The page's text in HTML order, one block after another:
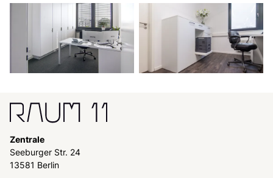
Zentrale
Seeburger Str. 24
13581 Berlin